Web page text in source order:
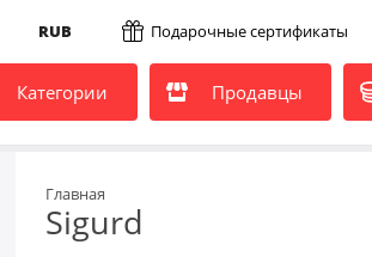
RUB Подарочные сертификаты
Категории Продавцы
Главная
Sigurd